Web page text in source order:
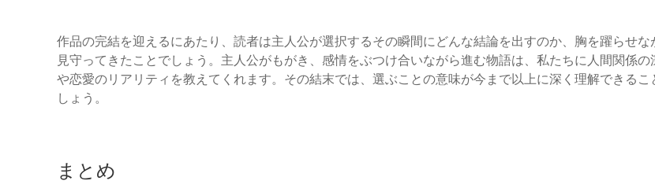
作品の完結を迎えるにあたり、読者は主人公が選択するその瞬間にどんな結論を出すのか、胸を躍らせな
見守ってきたことでしょう。主人公がもがき、感情をぶつけ合いながら進む物語は、私たちに人間関係の
や恋愛のリアリティを教えてくれます。その結末では、選ぶことの意味が今まで以上に深く理解できるこ
しょう。
まとめ